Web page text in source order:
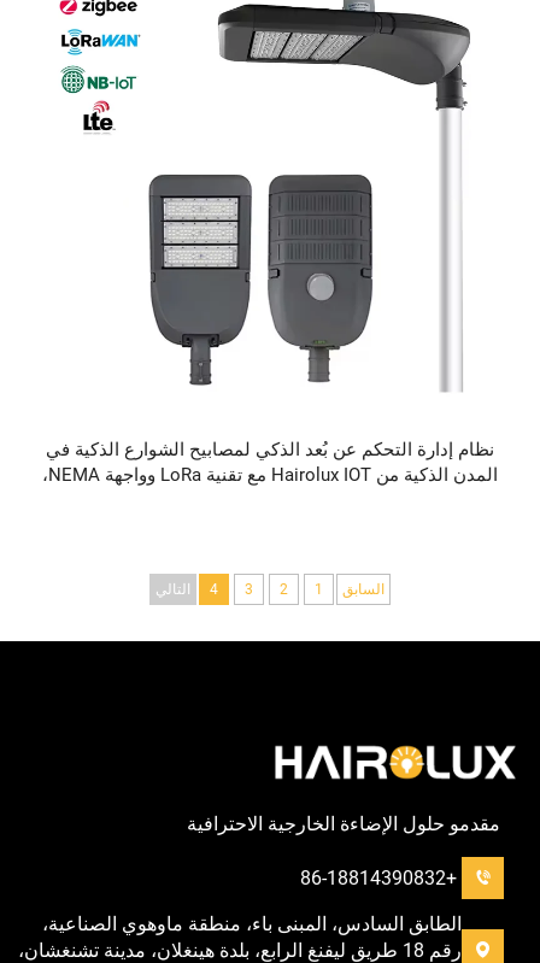
نظام إدارة التحكم عن بُعد الذكي لمصابيح الشوارع الذكية في
المدن الذكية من Hairolux IOT مع تقنية LoRa وواجهة NEMA،
السابق 1
2
3
4 التالي
مقدمو حلول الإضاءة الخارجية الاحترافية
+86-18814390832
الطابق السادس، المبنى باء، منطقة ماوهوي الصناعية،
رقم 18 طريق ليفنغ الرابع، بلدة هينغلان، مدينة تشنغشان،